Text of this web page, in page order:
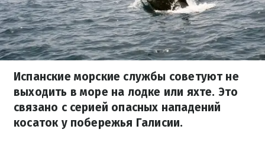
Испанские морские службы советуют не
выходить в море на лодке или яхте. Это
связано с серией опасных нападений
косаток у побережья Галисии.